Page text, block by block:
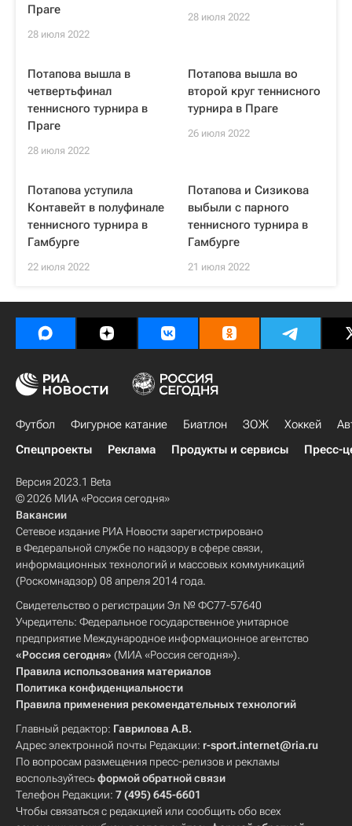
Праге
28 июля 2022
28 июля 2022
Потапова вышла в
четвертьфинал
теннисного турнира в
Праге
28 июля 2022
Потапова вышла во
второй круг теннисного
турнира в Праге
26 июля 2022
Потапова уступила
Контавейт в полуфинале
теннисного турнира в
Гамбурге
22 июля 2022
Потапова и Сизикова
выбыли с парного
теннисного турнира в
Гамбурге
21 июля 2022
Футбол Фигурное катание Биатлон ЗОЖ Хоккей
Спецпроекты
Реклама Продукты и сервисы Пресс-
Версия 2023.1 Beta
© 2026 МИА «Россия сегодня»
Вакансии
Сетевое издание РИА Новости зарегистрировано
в Федеральной службе по надзору в сфере связи,
информационных технологий и массовых коммуникаций
(Роскомнадзор) 08 апреля 2014 года.
Свидетельство о регистрации Эл № ФС77-57640
Учредитель: Федеральное государственное унитарное
предприятие Международное информационное агентство
«Россия сегодня» (МИА «Россия сегодня»).
Правила использования материалов
Политика конфиденциальности
Правила применения рекомендательных технологий
Главный редактор: Гаврилова А.В.
Адрес электронной почты Редакции: r-sport.internet@ria.ru
По вопросам размещения пресс-релизов и рекламы
воспользуйтесьформой обратной связи
Телефон Редакции: 7 (495) 645-6601
Чтобы связаться с редакцией или сообщить обо всех